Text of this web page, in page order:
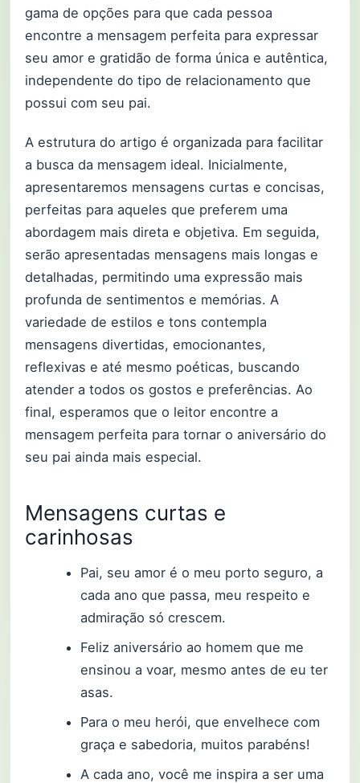
gama de opções para que cada pessoa
encontre a mensagem perfeita para expressar
seu amor e gratidão de forma única e autêntica,
independente do tipo de relacionamento que
possui com seu pai.
A estrutura do artigo é organizada para facilitar
a busca da mensagem ideal. Inicialmente,
apresentaremos mensagens curtas e concisas,
perfeitas para aqueles que preferem uma
abordagem mais direta e objetiva. Em seguida,
serão apresentadas mensagens mais longas e
detalhadas, permitindo uma expressão mais
profunda de sentimentos e memórias. A
variedade de estilos e tons contempla
mensagens divertidas, emocionantes,
reflexivas e até mesmo poéticas, buscando
atender a todos os gostos e preferências. Ao
final, esperamos que o leitor encontre a
mensagem perfeita para tornar o aniversário do
seu pai ainda mais especial.
Mensagens curtas e
carinhosas
Pai, seu amor é o meu porto seguro, a
cada ano que passa, meu respeito e
admiração só crescem.
Feliz aniversário ao homem que me
ensinou a voar, mesmo antes de eu ter
asas.
Para o meu herói, que envelhece com
graça e sabedoria, muitos parabéns!
A cada ano, você me inspira a ser uma